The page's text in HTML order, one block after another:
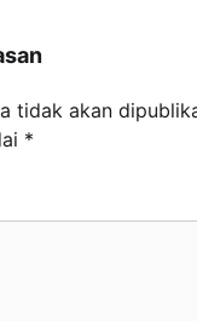
tidak akan
*